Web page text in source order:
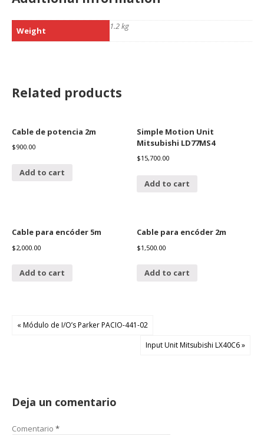
Weight 1.2 kg
Related products
Cable de potencia 2m
$900.00
Add to cart
Simple Motion Unit
Mitsubishi LD77MS4
$15,700.00
Add to cart
Cable para encóder 5m
$2,000.00
Add to cart
Cable para encóder 2m
$1,500.00
Add to cart
« Módulo de I/O’s Parker PACIO-441-02
Input Unit Mitsubishi LX40C6 »
Deja un comentario
Comentario *